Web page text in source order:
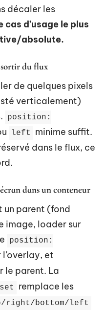
décaler les
cas d’usage le plus
absolute.
sortir du flux
de quelques pixels
verticalement)
position:
left
minime suffit.
dans le flux, ce
dans un conteneur
un parent (fond
image, loader sur
position:
l’overlay, et
le parent. La
remplace les
right/bottom/left